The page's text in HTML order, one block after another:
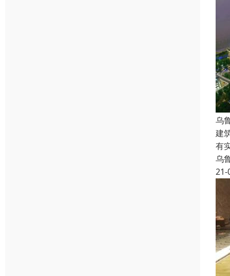
乌
建
有
乌
21-